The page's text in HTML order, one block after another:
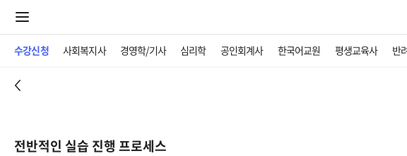
수강신청 사회복지사 경영학/기사 심리학 공인회계사 한국어교원 평생교육사 반
전반적인 실습 진행 프로세스